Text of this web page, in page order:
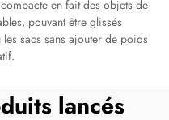
en fait des objets de
pouvant être glissés
sacs sans ajouter de poids
lancés